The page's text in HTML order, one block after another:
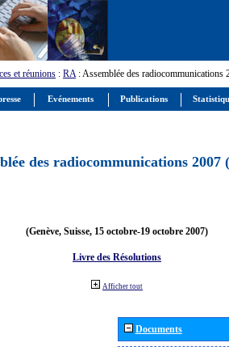
et réunions : RA: Assemblée des radiocommunications
des radiocommunications 2007
(Genève, Suisse, 15 octobre-19 octobre 2007)
Livre des Résolutions
Afficher tout
Documents
Evénements Publications